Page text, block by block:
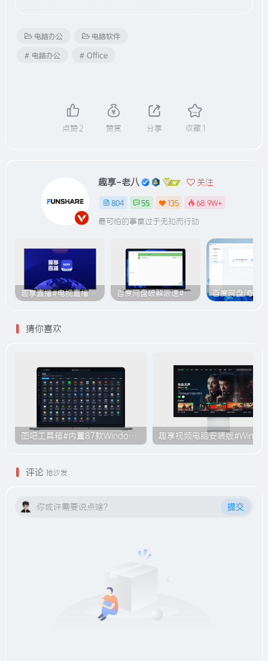
电脑办公 电脑软件
# 电脑办公 # Office
点赞2 赞赏 分享 收藏 1
趣享-老八 关注
804 55 135 68.9W+
最可怕的事莫过于无知而行动
趣享直播#电视直播软件#2000+个超清直播频道#支持电视和安卓手机 百度网盘破解限速#突破官方限速#满速下载#A614
猜你喜欢
图吧工具箱#内置87款Windows系统使用工具#无需安装#B009
评论 抢沙发
你或许需要说点啥？ 提交